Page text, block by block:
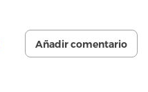
Añadir comentario